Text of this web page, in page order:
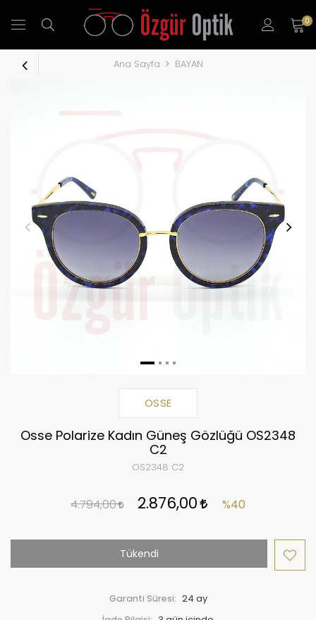
0
Ana Sayfa BAYAN
OSSE
Osse Polarize Kadın Güneş Gözlüğü OS2348
C2
OS2348 C2
4.794,00 2.876,00 %40
Tükendi
Garanti Süresi: 24 ay